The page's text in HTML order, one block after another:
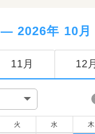
― 2026年 10
11月 12月
火 水 木